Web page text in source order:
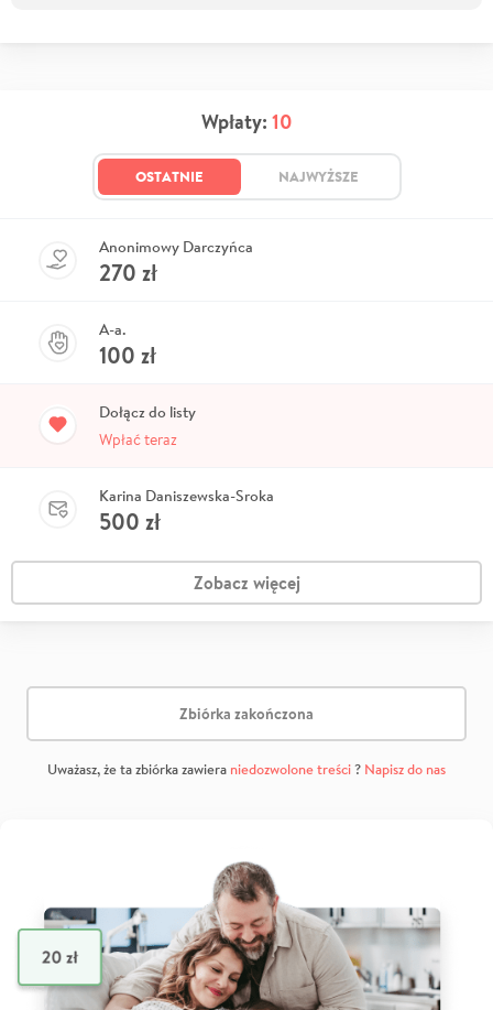
Wpłaty: 10
OSTATNIE NAJWYŻSZE
Anonimowy Darczyńca
270 zł
A-a.
100 zł
Dołącz do listy
Wpłać teraz
Karina Daniszewska-Sroka
500 zł
Zobacz więcej
Zbiórka zakończona
Uważasz, że ta zbiórka zawiera niedozwolone treści? Napisz do nas